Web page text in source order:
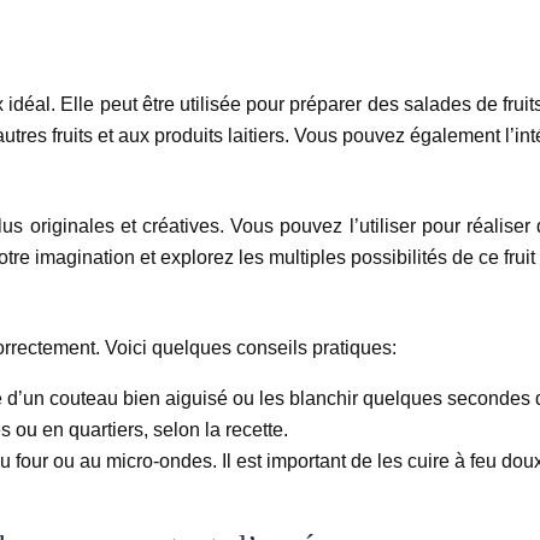
Elle peut être utilisée pour préparer des salades de
fruits et aux produits laitiers. Vous pouvez également
originales et créatives. Vous pouvez l’utiliser pour
imagination et explorez les multiples possibilités de ce
Voici quelques conseils pratiques:
couteau bien aiguisé ou les blanchir quelques
ou en quartiers, selon la recette.
ou au micro-ondes. Il est important de les cuire à feu